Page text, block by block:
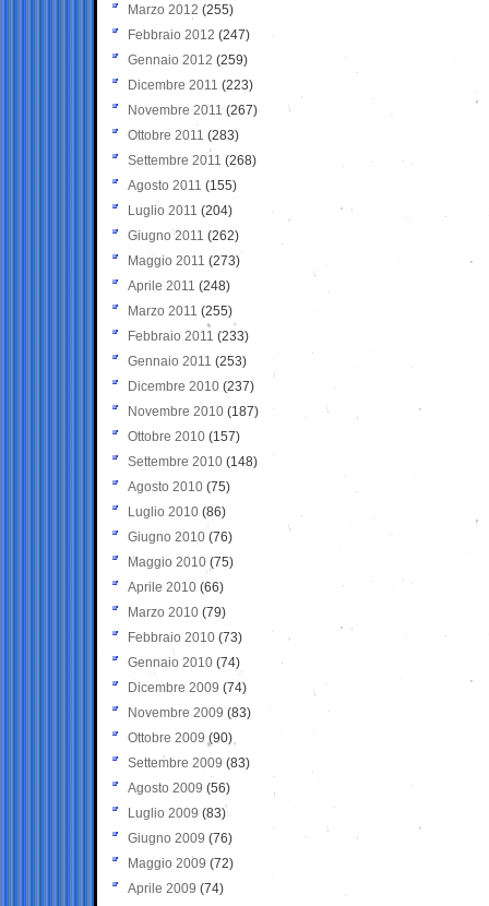
Marzo 2012 (255)
Febbraio 2012 (247)
Gennaio 2012 (259)
Dicembre 2011 (223)
Novembre 2011 (267)
Ottobre 2011 (283)
Settembre 2011 (268)
Agosto 2011 (155)
Luglio 2011 (204)
Giugno 2011 (262)
Maggio 2011 (273)
Aprile 2011 (248)
Marzo 2011 (255)
Febbraio 2011 (233)
Gennaio 2011 (253)
Dicembre 2010 (237)
Novembre 2010 (187)
Ottobre 2010 (157)
Settembre 2010 (148)
Agosto 2010 (75)
Luglio 2010 (86)
Giugno 2010 (76)
Maggio 2010 (75)
Aprile 2010 (66)
Marzo 2010 (79)
Febbraio 2010 (73)
Gennaio 2010 (74)
Dicembre 2009 (74)
Novembre 2009 (83)
Ottobre 2009 (90)
Settembre 2009 (83)
Agosto 2009 (56)
Luglio 2009 (83)
Giugno 2009 (76)
Maggio 2009 (72)
Aprile 2009 (74)